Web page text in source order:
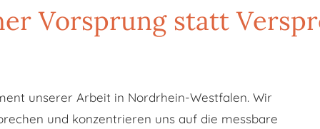
Vorsprung statt
unserer Arbeit in Nordrhein-Westfalen. Wir
und konzentrieren uns auf die messbare